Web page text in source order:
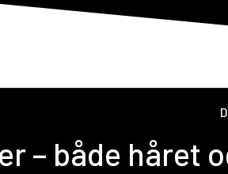
– både håret